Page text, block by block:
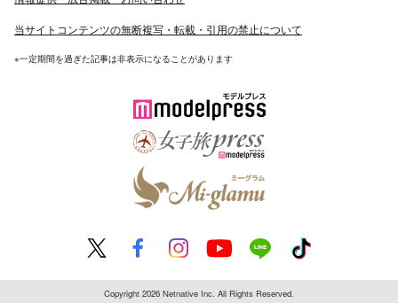
当サイトコンテンツの無断複写・転載・引用の禁止について
※一定期間を過ぎた記事は非表示になることがあります
Copyright 2026 Netnative Inc. All Rights Reserved.